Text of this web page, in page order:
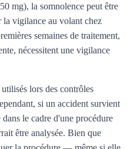
mg), la somnolence peut être
la vigilance au volant chez
semaines de traitement,
nécessitent une vigilance
lors des contrôles
si un accident survient
le cadre d'une procédure
être analysée. Bien que